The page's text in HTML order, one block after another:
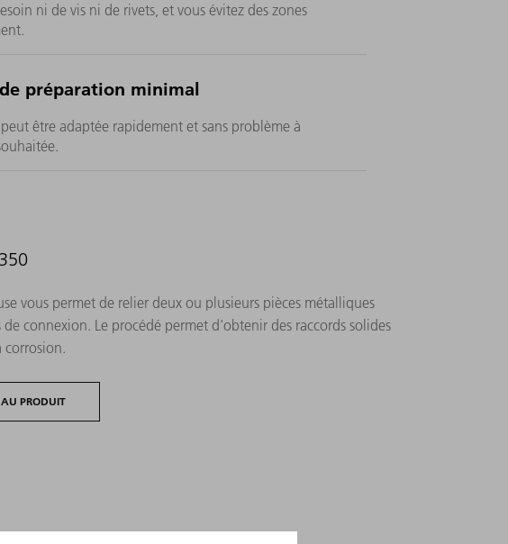
ni de vis ni de rivets, et vous évitez des zones
préparation minimal
peut être adaptée rapidement et sans problème à
vous permet de relier deux ou plusieurs pièces métalliques
de connexion. Le procédé permet d'obtenir des raccords solides
corrosion.
PRODUIT